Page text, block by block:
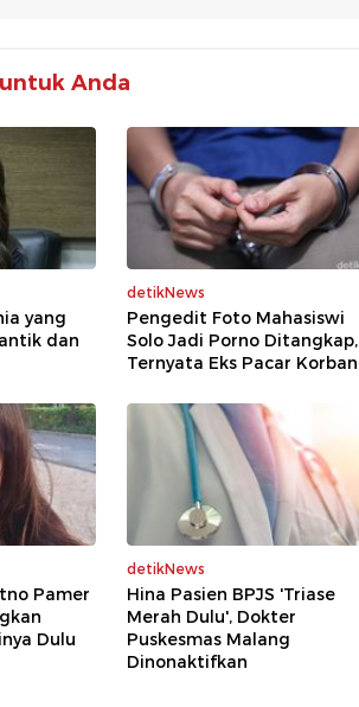
Anda
yang
dan
detikNews
Pengedit Foto Mahasiswi
Solo Jadi Porno Ditangkap,
Ternyata Eks Pacar Korban
Pamer
Dulu
detikNews
Hina Pasien BPJS 'Triase
Merah Dulu', Dokter
Puskesmas Malang
Dinonaktifkan